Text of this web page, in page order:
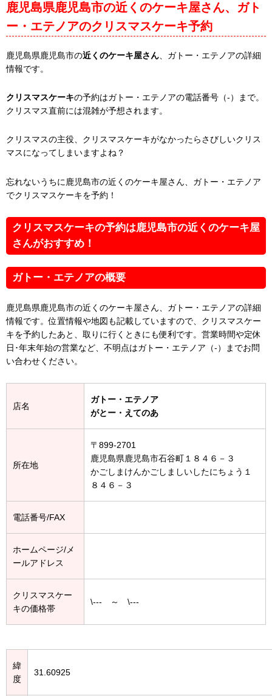
鹿児島県鹿児島市の近くのケーキ屋さん、ガト
ー・エテノアのクリスマスケーキ予約
鹿児島県鹿児島市の近くのケーキ屋さん 、ガトー・エテノアの詳細
情報です。
クリスマスケーキの予約はガトー・エテノアの電話番号（-）まで。
クリスマス直前には混雑が予想されます。
クリスマスの主役、クリスマスケーキがなかったらさびしいクリス
マスになってしまいますよね？
忘れないうちに鹿児島市の近くのケーキ屋さん、ガトー・エテノア
でクリスマスケーキを予約！
クリスマスケーキの予約は鹿児島市の近くのケーキ屋
さんがおすすめ！
ガトー・エテノアの概要
鹿児島県鹿児島市の近くのケーキ屋さん、ガトー・エテノアの詳細
情報です。位置情報や地図も記載していますので、クリスマスケー
キを予約したあと、取りに行くときにも便利です。営業時間や定休
日･年末年始の営業など、不明点はガトー・エテノア（-）までお問
い合わせください。
店名
ガトー・エテノア
がとー・えてのあ
所在地
〒899-2701
鹿児島県鹿児島市石谷町１８４６－３
かごしまけんかごしましいしたにちょう１
８４６－３
電話番号/FAX
ホームページ/メ
ールアドレス
クリスマスケー
キの価格帯
\--- ～ \---
緯
度
31.60925